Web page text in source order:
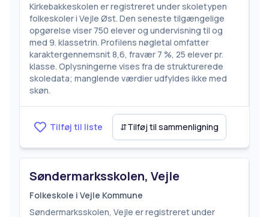
Kirkebakkeskolen er registreret under skoletypen
folkeskoler i Vejle Øst. Den seneste tilgængelige
opgørelse viser 750 elever og undervisning til og
med 9. klassetrin. Profilens nøgletal omfatter
karaktergennemsnit 8,6, fravær 7 %, 25 elever pr.
klasse. Oplysningerne vises fra de strukturerede
skoledata; manglende værdier udfyldes ikke med
skøn.
Tilføj til liste ⇵Tilføj til sammenligning
Søndermarksskolen, Vejle
Folkeskole i Vejle Kommune
Søndermarksskolen, Vejle er registreret under